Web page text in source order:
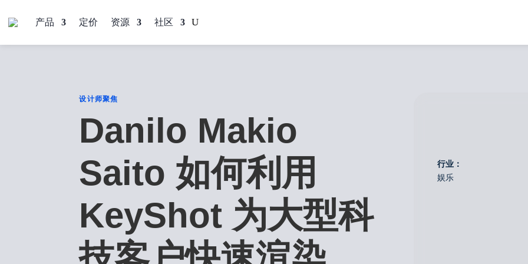
产品 定价 资源 社区
设计师聚焦
Danilo Makio
Saito 如何利用
KeyShot 为大型科
行业：
娱乐